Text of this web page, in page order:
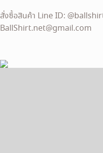
สั่งซื้อสินค้า Line ID:
BallShirt.net@gmail.com